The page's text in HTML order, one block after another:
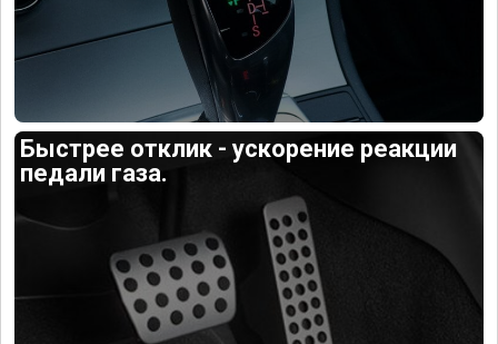
Быстрее отклик - ускорение реакции
педали газа.